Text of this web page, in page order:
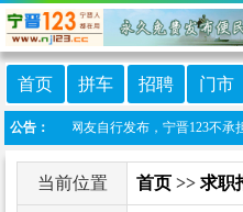
首页 拼车 招聘 门市
公告：
目信息由网友自行发布，宁晋123不承
当前位置 首页 >> 求职